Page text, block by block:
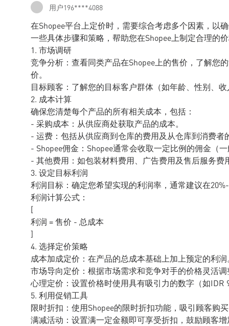
用户196****4088
在Shopee平台上定价时，需要综合考虑多个因素，以
一些具体步骤和策略，帮助您在Shopee上制定合理的
1. 市场调研
竞争分析：查看同类产品在Shopee上的售价，了解您
价。
目标顾客：了解您的目标客户群体（如年龄、性别、
2. 成本计算
确保您清楚每个产品的所有相关成本，包括：
- 采购成本：从供应商处获取产品的成本。
- 运费：包括从供应商到仓库的费用及从仓库到消费者
- Shopee佣金：Shopee通常会收取一定比例的佣金（
- 其他费用：如包装材料费用、广告费用及售后服务费
3. 设定目标利润
利润目标：确定您希望实现的利润率，通常建议在
利润计算公式：
[
利润 = 售价 - 总成本
]
4. 选择定价策略
成本加成定价：在产品的总成本基础上加上预定的利润
市场导向定价：根据市场需求和竞争对手的价格灵活
心理定价：设置价格时使用具有吸引力的数字（如IDR
5. 利用促销工具
限时折扣：使用Shopee的限时折扣功能，吸引顾客购
满减活动：设置满一定金额即可享受折扣，鼓励顾客